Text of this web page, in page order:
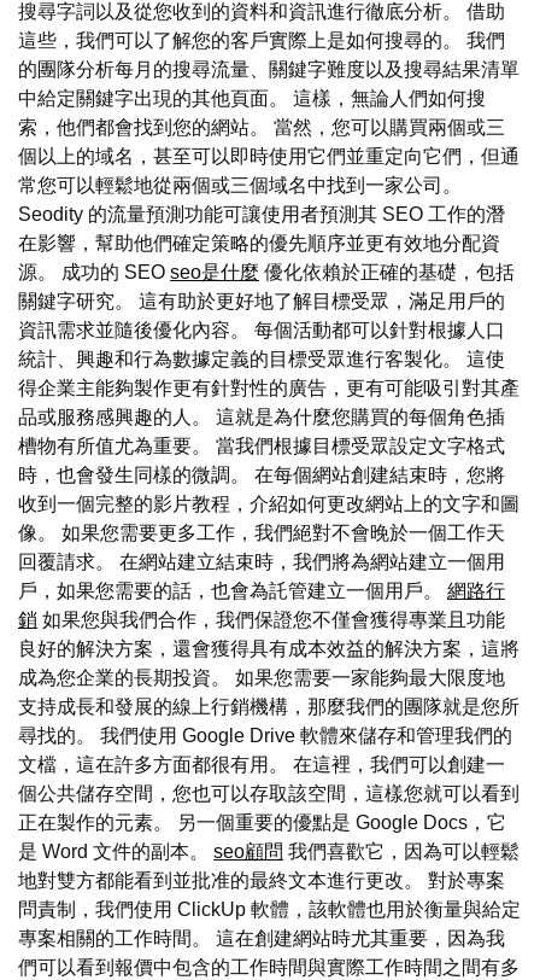
搜尋字詞以及從您收到的資料和資訊進行徹底分析。 借助
這些，我們可以了解您的客戶實際上是如何搜尋的。 我們
的團隊分析每月的搜尋流量、關鍵字難度以及搜尋結果清單
中給定關鍵字出現的其他頁面。 這樣，無論人們如何搜
索，他們都會找到您的網站。 當然，您可以購買兩個或三
個以上的域名，甚至可以即時使用它們並重定向它們，但通
常您可以輕鬆地從兩個或三個域名中找到一家公司。
Seodity 的流量預測功能可讓使用者預測其 SEO 工作的潛
在影響，幫助他們確定策略的優先順序並更有效地分配資
源。 成功的 SEO seo是什麼 優化依賴於正確的基礎，包括
關鍵字研究。 這有助於更好地了解目標受眾，滿足用戶的
資訊需求並隨後優化內容。 每個活動都可以針對根據人口
統計、興趣和行為數據定義的目標受眾進行客製化。 這使
得企業主能夠製作更有針對性的廣告，更有可能吸引對其產
品或服務感興趣的人。 這就是為什麼您購買的每個角色插
槽物有所值尤為重要。 當我們根據目標受眾設定文字格式
時，也會發生同樣的微調。 在每個網站創建結束時，您將
收到一個完整的影片教程，介紹如何更改網站上的文字和圖
像。 如果您需要更多工作，我們絕對不會晚於一個工作天
回覆請求。 在網站建立結束時，我們將為網站建立一個用
戶，如果您需要的話，也會為託管建立一個用戶。 網路行
銷 如果您與我們合作，我們保證您不僅會獲得專業且功能
良好的解決方案，還會獲得具有成本效益的解決方案，這將
成為您企業的長期投資。 如果您需要一家能夠最大限度地
支持成長和發展的線上行銷機構，那麼我們的團隊就是您所
尋找的。 我們使用 Google Drive 軟體來儲存和管理我們的
文檔，這在許多方面都很有用。 在這裡，我們可以創建一
個公共儲存空間，您也可以存取該空間，這樣您就可以看到
正在製作的元素。 另一個重要的優點是 Google Docs，它
是 Word 文件的副本。 seo顧問 我們喜歡它，因為可以輕鬆
地對雙方都能看到並批准的最終文本進行更改。 對於專案
問責制，我們使用 ClickUp 軟體，該軟體也用於衡量與給定
專案相關的工作時間。 這在創建網站時尤其重要，因為我
們可以看到報價中包含的工作時間與實際工作時間之間有多